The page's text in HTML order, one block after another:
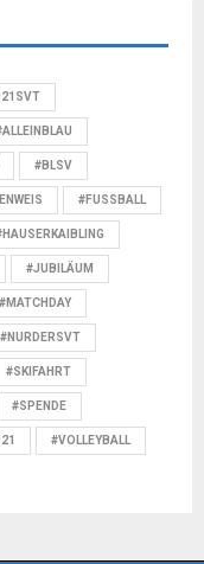
#BLSV
#FUSSBALL
#JUBILÄUM
#MATCHDAY
#NURDERSVT
#SKIFAHRT
#SPENDE
#VOLLEYBALL